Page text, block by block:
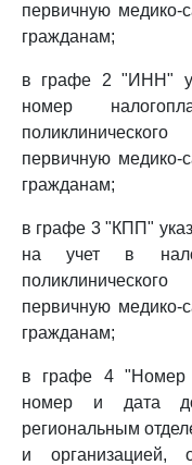
первичную
гражданам;
в графе 2 "ИНН"
номер
первичную
гражданам;
в графе 3 "КПП"
на учет в
первичную
гражданам;
в графе 4 "Номер
номер и дата
региональным
и организацией,